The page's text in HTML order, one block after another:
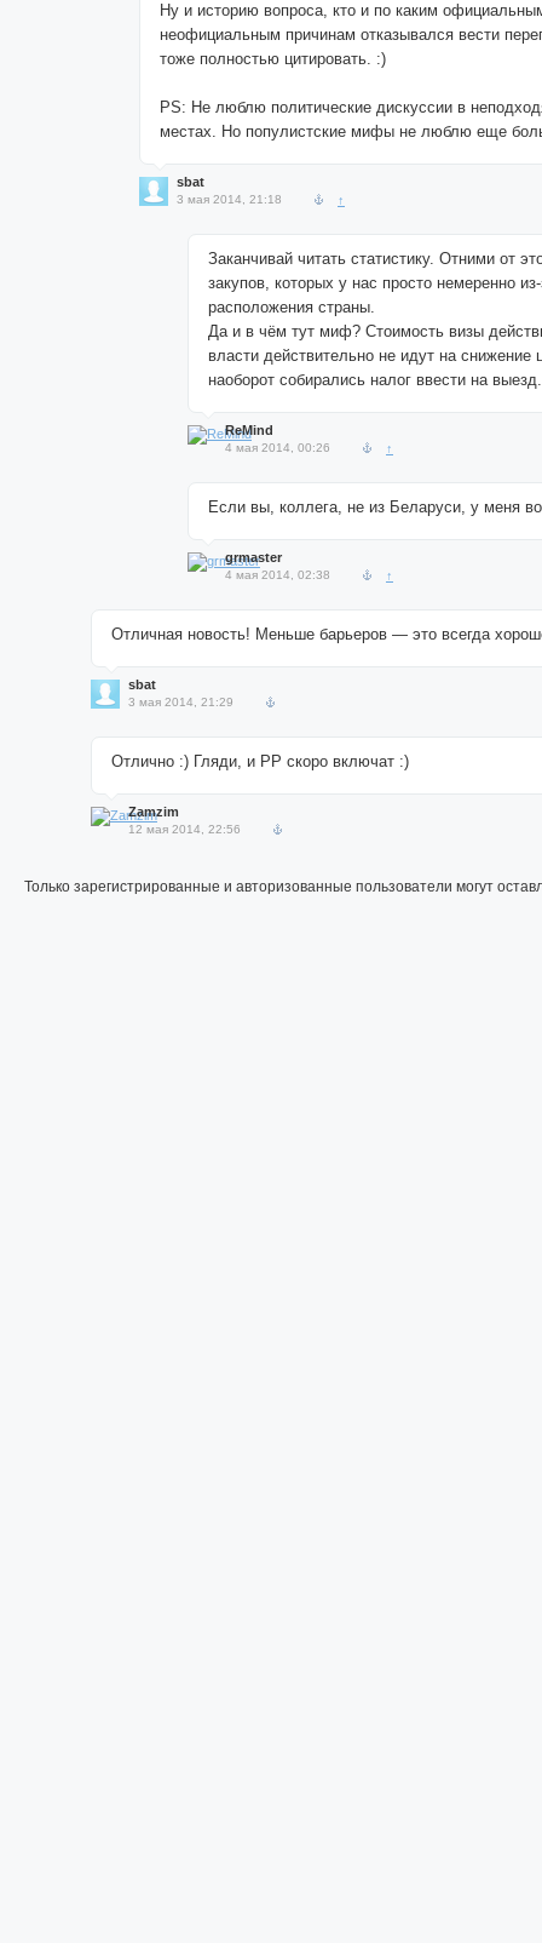
Ну и историю вопроса, кто и по каким
неофициальным причинам отказывался вести
тоже полностью цитировать. :)
PS: Не люблю политические дискуссии в
местах. Но популистские мифы не люблю еще
sbat
3 мая 2014, 21:18 ↑
Заканчивай читать статистику. Отними от
закупов, которых у нас просто немеренно
расположения страны.
Да и в чём тут миф? Стоимость визы
власти действительно не идут на снижение
наоборот собирались налог ввести на выезд.
ReMind
4 мая 2014, 00:26 ↑
Если вы, коллега, не из Беларуси, у меня
grmaster
4 мая 2014, 02:38 ↑
Отличная новость! Меньше барьеров — это всегда
sbat
3 мая 2014, 21:29
Отлично :) Гляди, и РР скоро включат :)
Zamzim
12 мая 2014, 22:56
Только зарегистрированные и авторизованные пользователи могут